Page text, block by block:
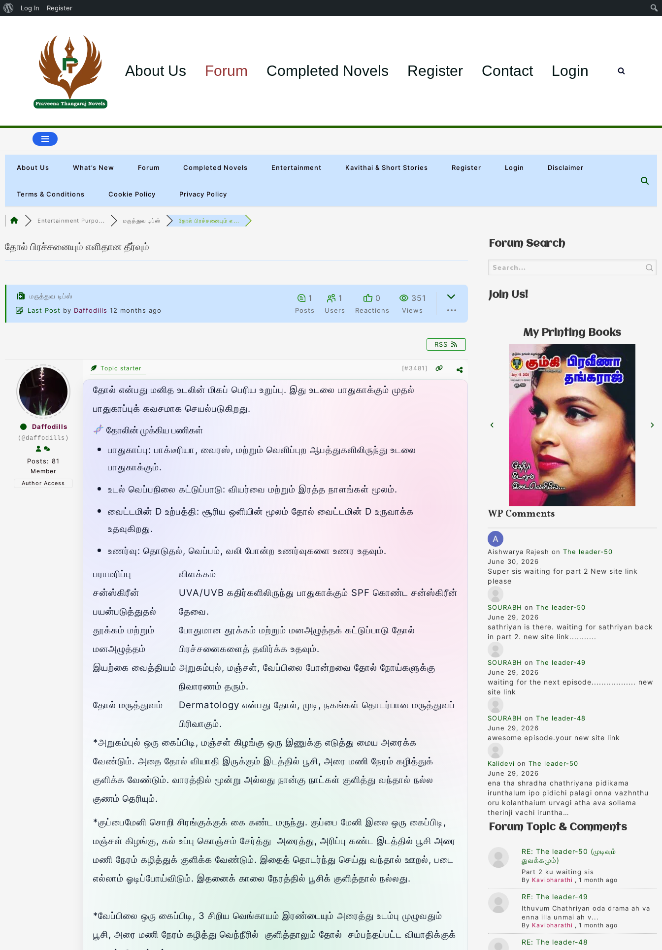
Log In Register
content
About Us Forum Completed Novels Register Contact Login
About Us What’s New Forum Completed Novels Entertainment Kavithai & Short Stories Register Login Disclaimer
Terms & Conditions Cookie Policy Privacy Policy
Entertainment Purpo... மருத்துவ டிப்ஸ் தோல் பிரச்சனையும் எ...
தோல் பிரச்சனையும் எளிதான தீர்வும்
மருத்துவ டிப்ஸ்
Last Post by Daffodills 12 months ago
1
Posts
1
Users
0
Reactions
351
Views
RSS
Daffodills
(@daffodills)
Posts: 81
Member
Author Access
Topic starter [#3481]
தோல் என்பது மனித உடலின் மிகப் பெரிய உறுப்பு. இது உடலை பாதுகாக்கும் முதல்
பாதுகாப்புக் கவசமாக செயல்படுகிறது.
தோலின் முக்கிய பணிகள்
பாதுகாப்பு: பாக்டீரியா, வைரஸ், மற்றும் வெளிப்புற ஆபத்துகளிலிருந்து உடலை
பாதுகாக்கும்.
உடல் வெப்பநிலை கட்டுப்பாடு: வியர்வை மற்றும் இரத்த நாளங்கள் மூலம்.
வைட்டமின் D உற்பத்தி: சூரிய ஒளியின் மூலம் தோல் வைட்டமின் D உருவாக்க
உதவுகிறது.
உணர்வு: தொடுதல், வெப்பம், வலி போன்ற உணர்வுகளை உணர உதவும்.
பராமரிப்பு
விளக்கம்
சன்ஸ்கிரீன்
பயன்படுத்துதல்
UVA/UVB கதிர்களிலிருந்து பாதுகாக்கும் SPF கொண்ட சன்ஸ்கிரீன்
தேவை.
தூக்கம் மற்றும்
மனஅழுத்தம்
போதுமான தூக்கம் மற்றும் மனஅழுத்தக் கட்டுப்பாடு தோல்
பிரச்சனைகளைத் தவிர்க்க உதவும்.
இயற்கை வைத்தியம் அறுகம்புல், மஞ்சள், வேப்பிலை போன்றவை தோல் நோய்களுக்கு
நிவாரணம் தரும்.
தோல் மருத்துவம்
Dermatology என்பது தோல், முடி, நகங்கள் தொடர்பான மருத்துவப்
பிரிவாகும்.
*அறுகம்புல் ஒரு கைப்பிடி, மஞ்சள் கிழங்கு ஒரு இணுக்கு எடுத்து மைய அரைக்க
வேண்டும். அதை தோல் வியாதி இருக்கும் இடத்தில் பூசி, அரை மணி நேரம் கழித்துக்
குளிக்க வேண்டும். வாரத்தில் மூன்று அல்லது நான்கு நாட்கள் குளித்து வந்தால் நல்ல
குணம் தெரியும்.
*குப்பைமேனி சொறி சிரங்குக்குக் கை கண்ட மருந்து. குப்பை மேனி இலை ஒரு கைப்பிடி,
மஞ்சள் கிழங்கு, கல் உப்பு கொஞ்சம் சேர்த்து அரைத்து, அரிப்பு கண்ட இடத்தில் பூசி அரை
மணி நேரம் கழித்துக் குளிக்க வேண்டும். இதைத் தொடர்ந்து செய்து வந்தால் ஊறல், படை
எல்லாம் ஓடிப்போய்விடும். இதனைக் காலை நேரத்தில் பூசிக் குளித்தால் நல்லது.
*வேப்பிலை ஒரு கைப்பிடி, 3 சிறிய வெங்காயம் இரண்டையும் அரைத்து உடம்பு முழுவதும்
பூசி, அரை மணி நேரம் கழித்து வெந்நீரில் குளித்தாலும் தோல் சம்பந்தப்பட்ட வியாதிக்குக்
Forum Search
Join Us!
My Printing Books
WP Comments
Aishwarya Rajesh on The leader-50
June 30, 2026
Super sis waiting for part 2 New site link
please
SOURABH on The leader-50
June 29, 2026
sathriyan is there. waiting for sathriyan back
in part 2. new site link...........
SOURABH on The leader-49
June 29, 2026
waiting for the next episode.................. new
site link
SOURABH on The leader-48
June 29, 2026
awesome episode.your new site link
Kalidevi on The leader-50
June 29, 2026
ena tha shradha chathriyana pidikama
irunthalum ipo pidichi palagi onna vazhnthu
oru kolanthaium urvagi atha ava sollama
therinji vachi iruntha…
Forum Topic & Comments
RE: The leader-50 (முடிவும்
துவக்கமும்)
Part 2 ku waiting sis
By Kavibharathi ,1 month ago
RE: The leader-49
Ithuvum Chathriyan oda drama ah va
enna illa unmai ah v...
By Kavibharathi ,1 month ago
RE: The leader-48